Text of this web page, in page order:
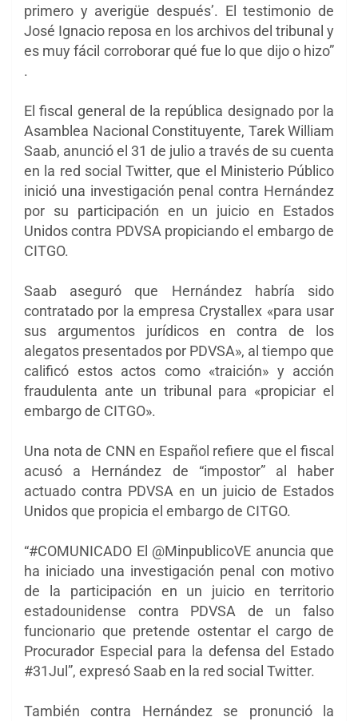
primero y averigüe después’. El testimonio de
José Ignacio reposa en los archivos del tribunal y
es muy fácil corroborar qué fue lo que dijo o hizo”
.
El fiscal general de la república designado por la
Asamblea Nacional Constituyente, Tarek William
Saab, anunció el 31 de julio a través de su cuenta
en la red social Twitter, que el Ministerio Público
inició una investigación penal contra Hernández
por su participación en un juicio en Estados
Unidos contra PDVSA propiciando el embargo de
CITGO.
Saab aseguró que Hernández habría sido
contratado por la empresa Crystallex «para usar
sus argumentos jurídicos en contra de los
alegatos presentados por PDVSA», al tiempo que
calificó estos actos como «traición» y acción
fraudulenta ante un tribunal para «propiciar el
embargo de CITGO».
Una nota de CNN en Español refiere que el fiscal
acusó a Hernández de “impostor” al haber
actuado contra PDVSA en un juicio de Estados
Unidos que propicia el embargo de CITGO.
“#COMUNICADO El @MinpublicoVE anuncia que
ha iniciado una investigación penal con motivo
de la participación en un juicio en territorio
estadounidense contra PDVSA de un falso
funcionario que pretende ostentar el cargo de
Procurador Especial para la defensa del Estado
#31Jul”, expresó Saab en la red social Twitter.
También contra Hernández se pronunció la